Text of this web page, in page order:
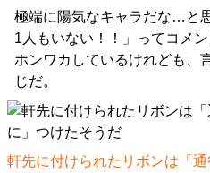
極端に陽気なキャラだな…と
1人もいない！！」ってコメ
ホンワカしているけれども、
じだ。
軒先に付けられたリボンは「